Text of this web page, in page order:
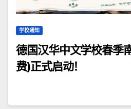
学校通知
德国汉华中文学校春季
费)正式启动！